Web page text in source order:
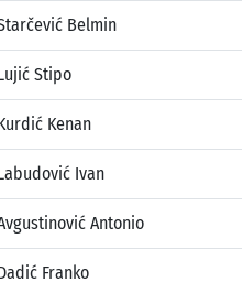
Belmin
Stipo
Kenan
Ivan
Antonio
Franko